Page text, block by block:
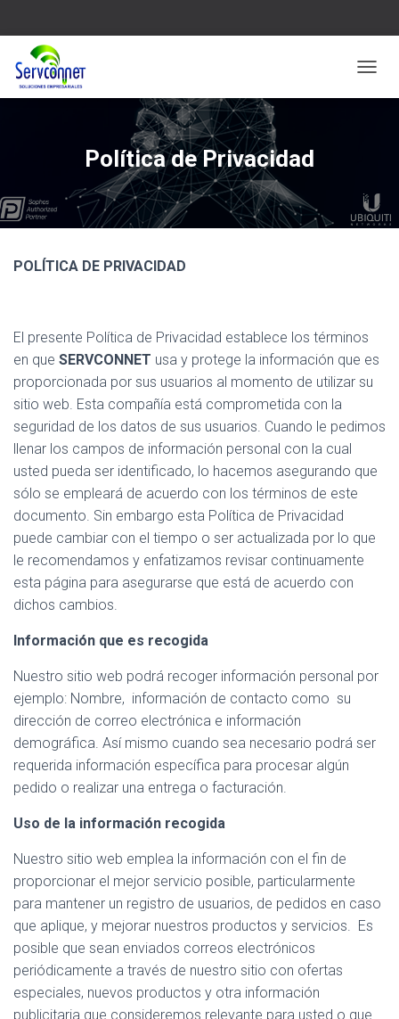
A
M
O
V
G
A
Política de Privacidad
POLÍTICA DE PRIVACIDAD
El presente Política de Privacidad establece los términos
en que SERVCONNET usa y protege la información que es
proporcionada por sus usuarios al momento de utilizar su
sitio web. Esta compañía está comprometida con la
seguridad de los datos de sus usuarios. Cuando le pedimos
llenar los campos de información personal con la cual
usted pueda ser identificado, lo hacemos asegurando que
sólo se empleará de acuerdo con los términos de este
documento. Sin embargo esta Política de Privacidad
puede cambiar con el tiempo o ser actualizada por lo que
le recomendamos y enfatizamos revisar continuamente
esta página para asegurarse que está de acuerdo con
dichos cambios.
Información que es recogida
Nuestro sitio web podrá recoger información personal por
ejemplo: Nombre, información de contacto como su
dirección de correo electrónica e información
demográfica. Así mismo cuando sea necesario podrá ser
requerida información específica para procesar algún
pedido o realizar una entrega o facturación.
Uso de la información recogida
Nuestro sitio web emplea la información con el fin de
proporcionar el mejor servicio posible, particularmente
para mantener un registro de usuarios, de pedidos en caso
que aplique, y mejorar nuestros productos y servicios. Es
posible que sean enviados correos electrónicos
periódicamente a través de nuestro sitio con ofertas
especiales, nuevos productos y otra información
publicitaria que consideremos relevante para usted o que